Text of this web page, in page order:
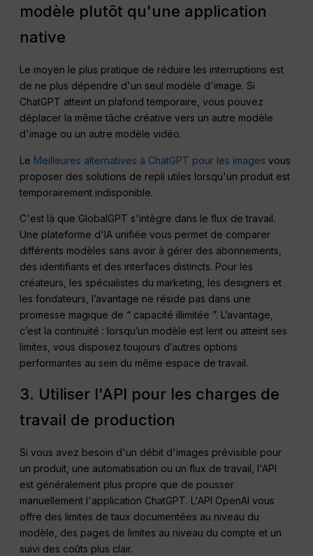
modèle plutôt qu'une application
native
Le moyen le plus pratique de réduire les interruptions est
de ne plus dépendre d'un seul modèle d'image. Si
ChatGPT atteint un plafond temporaire, vous pouvez
déplacer la même tâche créative vers un autre modèle
d'image ou un autre modèle vidéo.
Le Meilleures alternatives à ChatGPT pour les images vous
proposer des solutions de repli utiles lorsqu'un produit est
temporairement indisponible.
C'est là que GlobalGPT s'intègre dans le flux de travail.
Une plateforme d'IA unifiée vous permet de comparer
différents modèles sans avoir à gérer des abonnements,
des identifiants et des interfaces distincts. Pour les
créateurs, les spécialistes du marketing, les designers et
les fondateurs, l’avantage ne réside pas dans une
promesse magique de “ capacité illimitée ”. L’avantage,
c’est la continuité : lorsqu’un modèle est lent ou atteint ses
limites, vous disposez toujours d’autres options
performantes au sein du même espace de travail.
3. Utiliser l'API pour les charges de
travail de production
Si vous avez besoin d'un débit d'images prévisible pour
un produit, une automatisation ou un flux de travail, l'API
est généralement plus propre que de pousser
manuellement l'application ChatGPT. L'API OpenAI vous
offre des limites de taux documentées au niveau du
modèle, des pages de limites au niveau du compte et un
suivi des coûts plus clair.